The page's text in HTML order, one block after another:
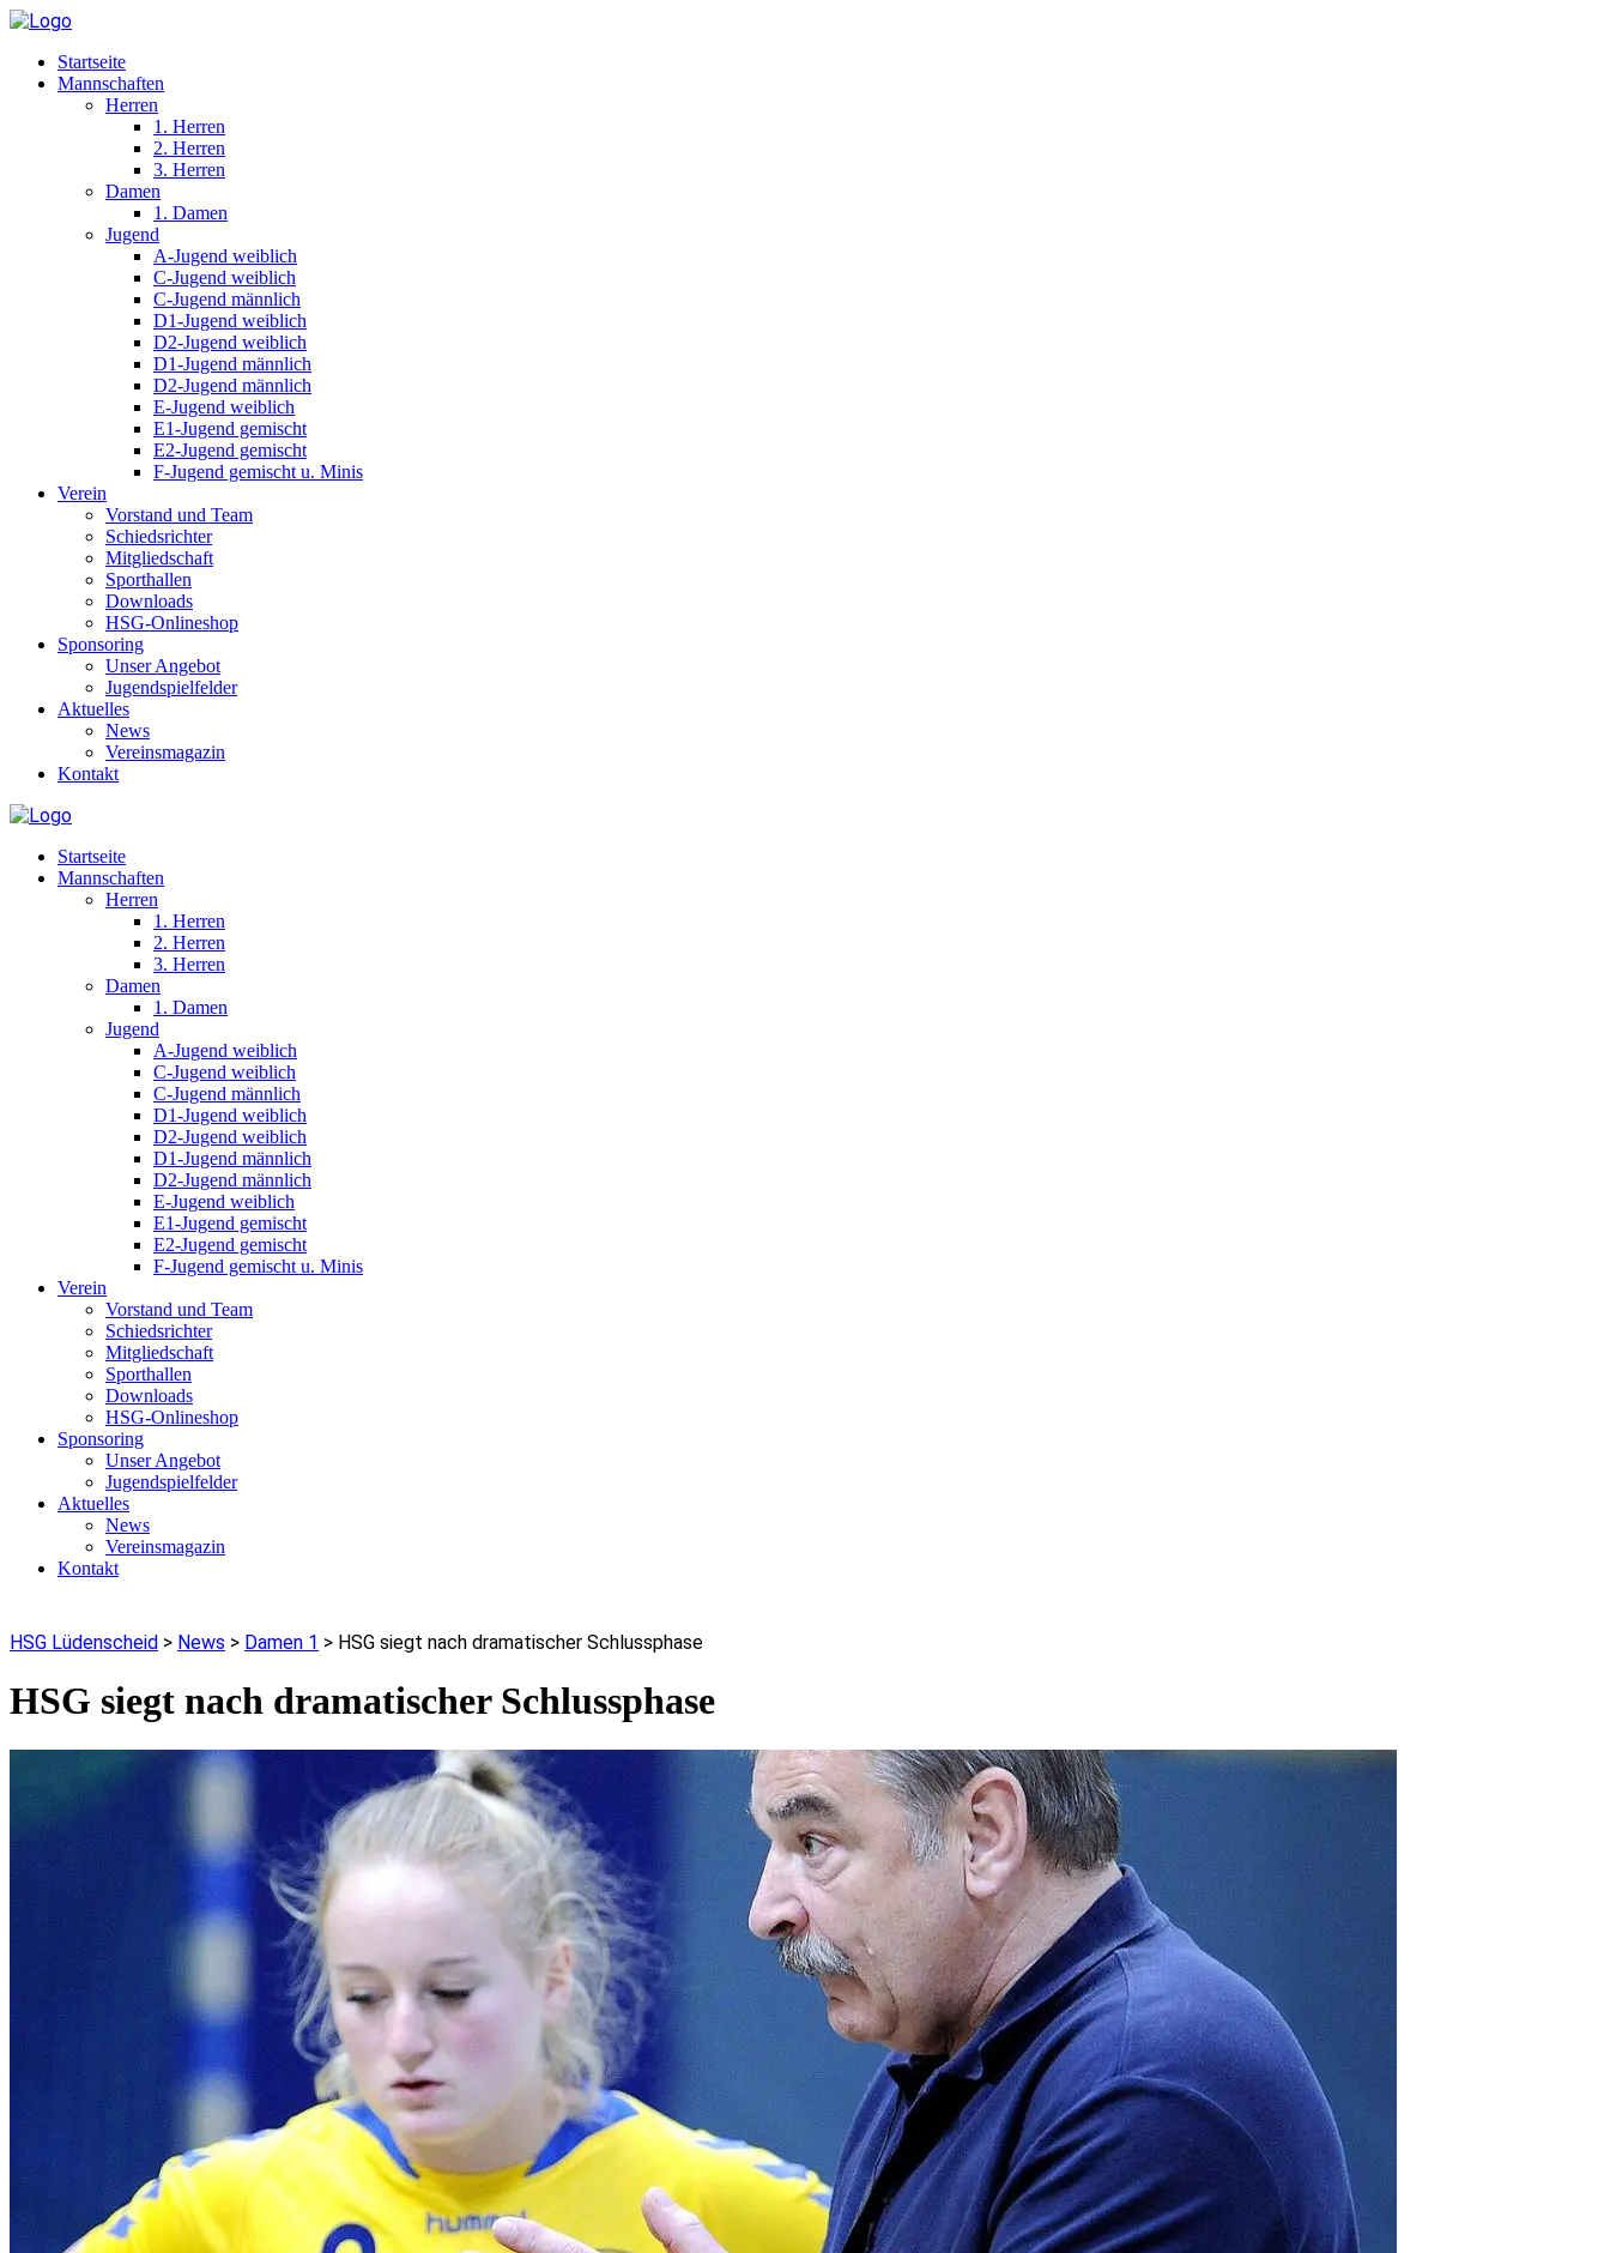
Startseite
Mannschaften
Herren
1. Herren
2. Herren
3. Herren
Damen
1. Damen
Jugend
A-Jugend weiblich
C-Jugend weiblich
C-Jugend männlich
D1-Jugend weiblich
D2-Jugend weiblich
D1-Jugend männlich
D2-Jugend männlich
E-Jugend weiblich
E1-Jugend gemischt
E2-Jugend gemischt
F-Jugend gemischt u. Minis
Verein
Vorstand und Team
Schiedsrichter
Mitgliedschaft
Sporthallen
Downloads
HSG-Onlineshop
Sponsoring
Unser Angebot
Jugendspielfelder
Aktuelles
News
Vereinsmagazin
Kontakt
Startseite
Mannschaften
Herren
1. Herren
2. Herren
3. Herren
Damen
1. Damen
Jugend
A-Jugend weiblich
C-Jugend weiblich
C-Jugend männlich
D1-Jugend weiblich
D2-Jugend weiblich
D1-Jugend männlich
D2-Jugend männlich
E-Jugend weiblich
E1-Jugend gemischt
E2-Jugend gemischt
F-Jugend gemischt u. Minis
Verein
Vorstand und Team
Schiedsrichter
Mitgliedschaft
Sporthallen
Downloads
HSG-Onlineshop
Sponsoring
Unser Angebot
Jugendspielfelder
Aktuelles
News
Vereinsmagazin
Kontakt
HSG Lüdenscheid > News > Damen 1 > HSG siegt nach dramatischer Schlussphase
HSG siegt nach dramatischer Schlussphase